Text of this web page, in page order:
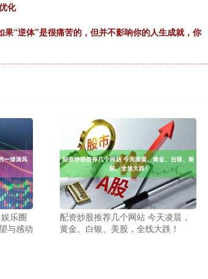
化
“逆体”是很痛苦的，但并不影响你的人生成就，你
乐圈
与感动
配资炒股推荐几个网站 今天凌晨，
黄金、白银、美股，全线大跌！